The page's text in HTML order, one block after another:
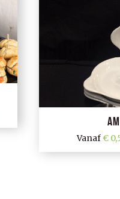
Vanaf